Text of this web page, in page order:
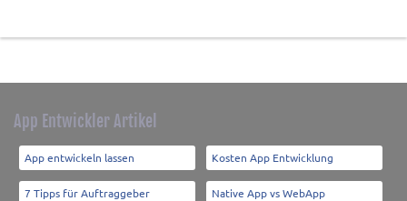
App Entwickler Artikel
App entwickeln lassen Kosten App Entwicklung
7 Tipps für Auftraggeber Native App vs WebApp